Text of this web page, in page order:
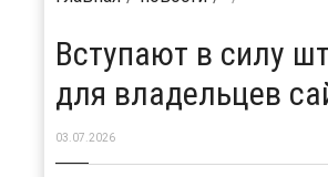
Вступают в силу
для владельцев
03.07.2026